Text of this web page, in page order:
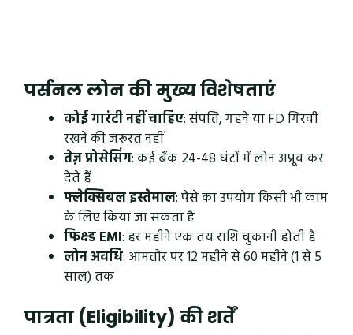
पर्सनल लोन की मुख्य विशेषताएं
कोई गारंटी नहीं चाहिए: संपत्ति, गहने या FD गिरवी
रखने की जरूरत नहीं
तेज़ प्रोसेसिंग: कई बैंक 24-48 घंटों में लोन अप्रूव कर
देते हैं
फ्लेक्सिबल इस्तेमाल: पैसे का उपयोग किसी भी काम
के लिए किया जा सकता है
फिक्स्ड EMI: हर महीने एक तय राशि चुकानी होती है
लोन अवधि: आमतौर पर 12 महीने से 60 महीने (1 से 5
साल) तक
पात्रता (Eligibility) की शर्तें